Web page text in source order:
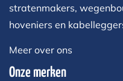
stratenmakers,
hoveniers en
Meer over ons
Onze merken